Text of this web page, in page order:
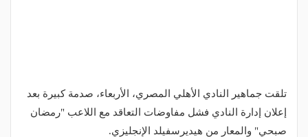
تلقت جماهير النادي الأهلي المصري، الأربعاء، صدمة كبيرة بعد
إعلان إدارة النادي فشل مفاوضات التعاقد مع اللاعب "رمضان
صبحي" والمعار من هيديرسفيلد الإنجليزي.